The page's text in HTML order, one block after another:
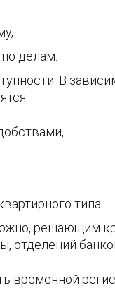
делам.
В
типа.
решающим
отделений